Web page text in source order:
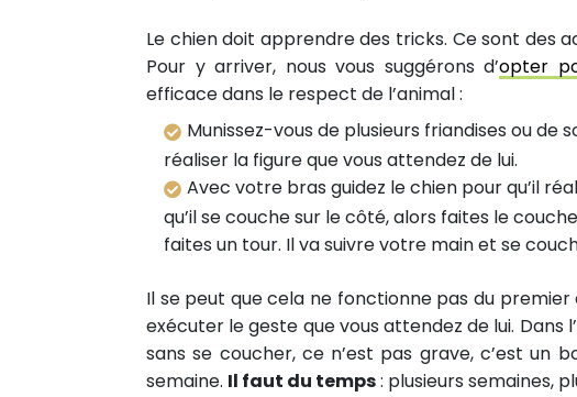
Le chien doit apprendre des tricks. Ce sont des
Pour y arriver, nous vous suggérons d’opter
efficace dans le respect de l’animal :
Munissez-vous de plusieurs friandises ou de
réaliser la figure que vous attendez de lui.
Avec votre bras guidez le chien pour qu’il
qu’il se couche sur le côté, alors faites le
faites un tour. Il va suivre votre main et se
Il se peut que cela ne fonctionne pas du
exécuter le geste que vous attendez de lui.
sans se coucher, ce n’est pas grave, c’est un
semaine. Il faut du temps: plusieurs semaines,